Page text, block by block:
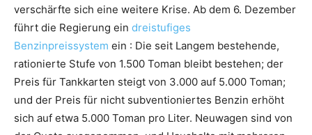
verschärfte sich eine weitere Krise. Ab dem 6. Dezember
führt die Regierung ein dreistufiges
Benzinpreissystem ein : Die seit Langem bestehende,
rationierte Stufe von 1.500 Toman bleibt bestehen; der
Preis für Tankkarten steigt von 3.000 auf 5.000 Toman;
und der Preis für nicht subventioniertes Benzin erhöht
sich auf etwa 5.000 Toman pro Liter. Neuwagen sind von